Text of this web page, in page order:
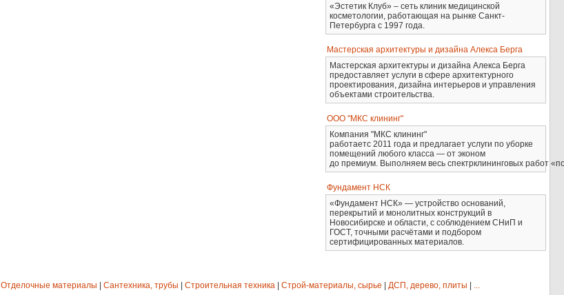
«Эстетик Клуб» – сеть клиник медицинской
косметологии, работающая на рынке Санкт-
Петербурга с 1997 года.
Мастерская архитектуры и дизайна Алекса Берга
Мастерская архитектуры и дизайна Алекса Берга
предоставляет услуги в сфере архитектурного
проектирования, дизайна интерьеров и управления
объектами строительства.
ООО "МКС клининг"
Компания "МКС клининг"
работаетс 2011 года и предлагает услуги по уборке
помещений любого класса — от эконом
до премиум. Выполняем весь спектрклининговых работ
Фундамент НСК
«Фундамент НСК» — устройство оснований,
перекрытий и монолитных конструкций в
Новосибирске и области, с соблюдением СНиП и
ГОСТ, точными расчётами и подбором
сертифицированных материалов.
Отделочные материалы Сантехника, трубы Строительная техника Строй-материалы, сырье ДСП, дерево, плиты
...